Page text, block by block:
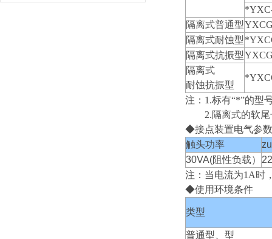
隔离式普通型
隔离式耐蚀型
隔离式抗振型
隔离式
耐蚀抗振型
注：1.标有“*”的型
2.隔离式的软尾
◆接点装置电气参
触头功率
30VA(阻性负载）
注：当电流为1A时
◆使用环境条件
类型
普通型、型